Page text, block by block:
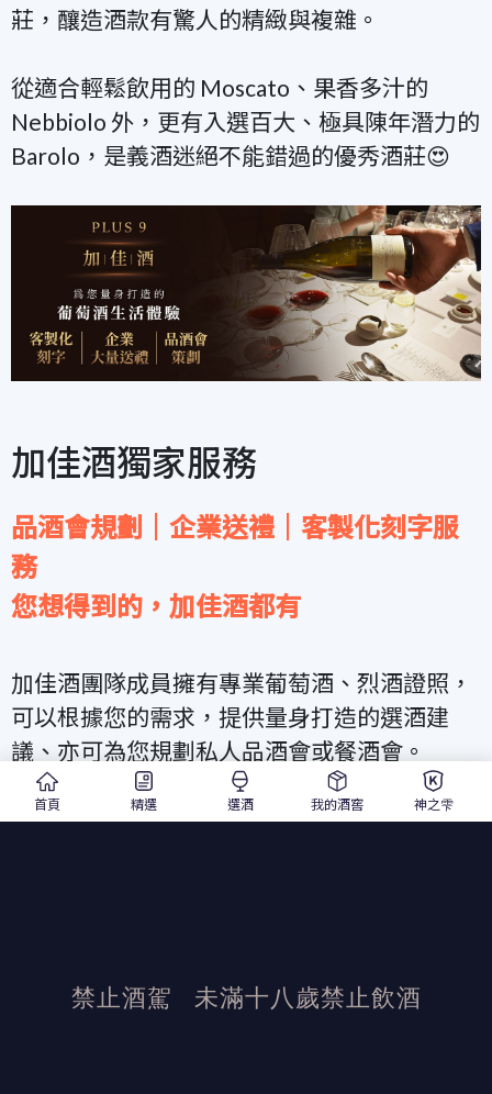
莊，釀造酒款有驚人的精緻與複雜。
從適合輕鬆飲用的 Moscato、果香多汁的
Nebbiolo 外，更有入選百大、極具陳年潛力的
Barolo，是義酒迷絕不能錯過的優秀酒莊😍
加佳酒獨家服務
品酒會規劃｜企業送禮｜客製化刻字服
務
您想得到的，加佳酒都有
加佳酒團隊成員擁有專業葡萄酒、烈酒證照，
可以根據您的需求，提供量身打造的選酒建
議、亦可為您規劃私人品酒會或餐酒會。
此外，加佳酒更獨家引進「法國精品級雷射雕
發布日期：2025/4/21
首頁 精選 選酒 我的酒窖 神之雫
禁止酒駕 未滿十八歲禁止飲酒